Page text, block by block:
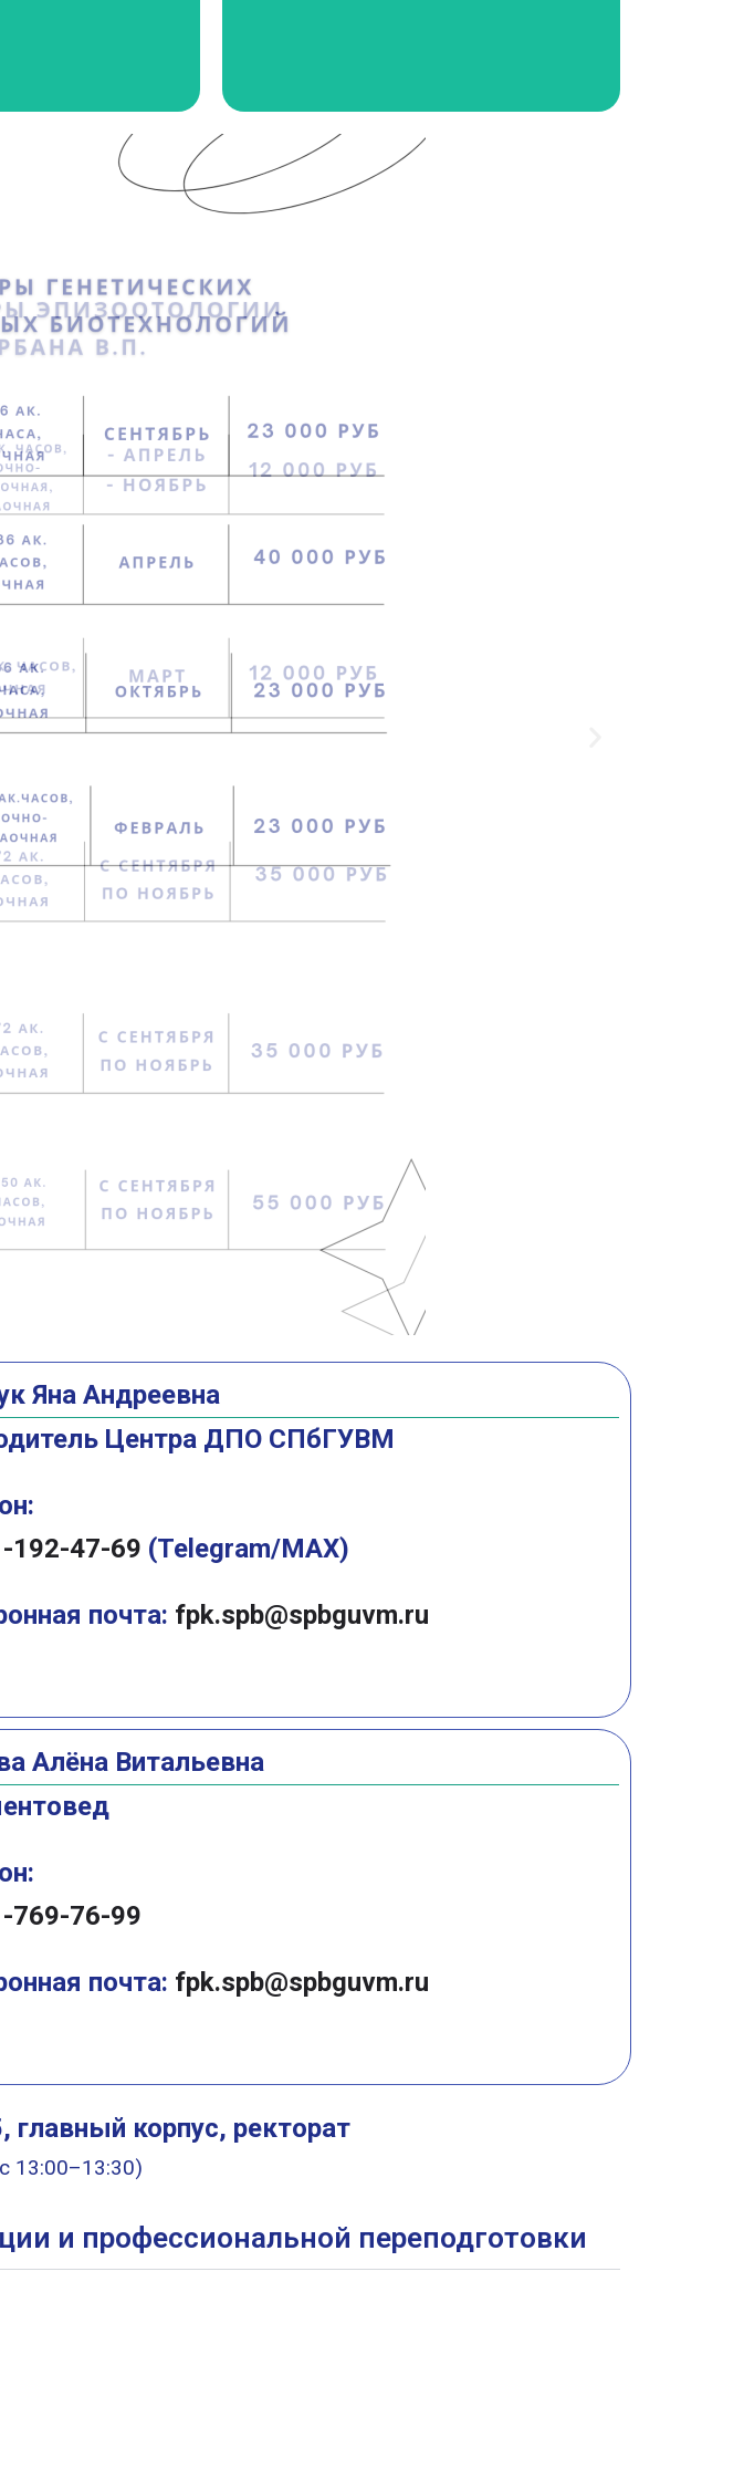
Яна Андреевна
Центра ДПО СПбГУВМ
192-47-69 (Telegram/MAX)
почта: fpk.spb@spbguvm.ru
Алёна Витальевна
769-76-99
почта: fpk.spb@spbguvm.ru
главный корпус, ректорат
13:00–13:30)
и профессиональной переподготовки